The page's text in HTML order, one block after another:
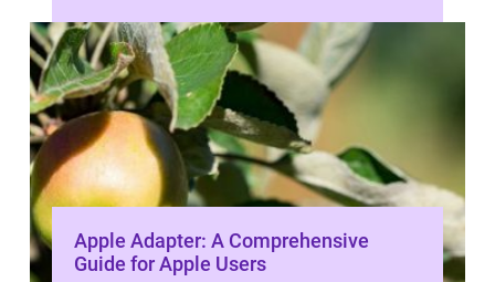
Apple Adapter: A Comprehensive
Guide for Apple Users